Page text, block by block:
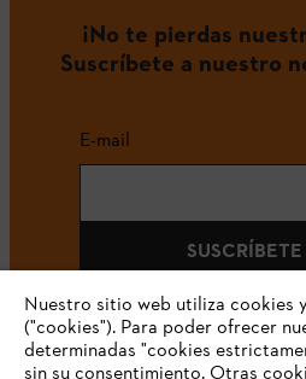
¡No te pierdas
Suscríbete a nuestro
E-mail
Nuestro sitio web utiliza cookies
("cookies"). Para poder ofrecer
determinadas "cookies